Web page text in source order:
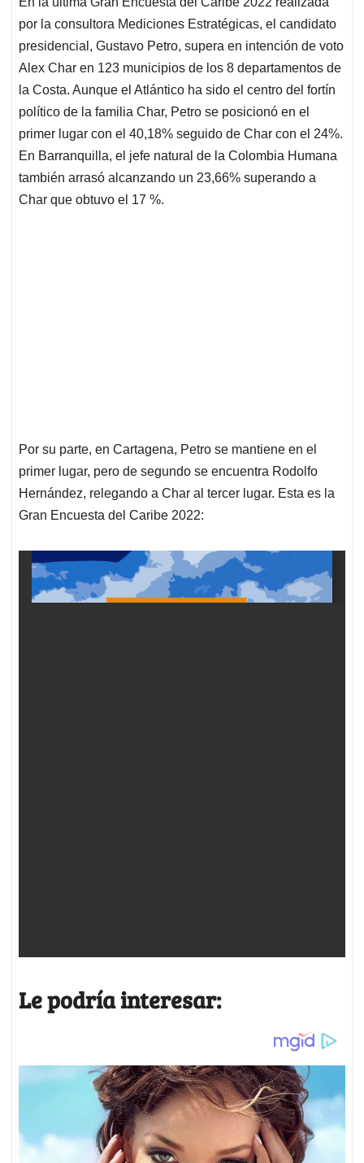
s
A
p
p
b
o
o
k
e
d
I
n
l
a
d
s
por la consultora Mediciones Estratégicas, el candidato
presidencial, Gustavo Petro, supera en intención de voto
Alex Char en 123 municipios de los 8 departamentos de
la Costa. Aunque el Atlántico ha sido el centro del fortín
político de la familia Char, Petro se posicionó en el
primer lugar con el 40,18% seguido de Char con el 24%.
En Barranquilla, el jefe natural de la Colombia Humana
también arrasó alcanzando un 23,66% superando a
Char que obtuvo el 17 %.
Por su parte, en Cartagena, Petro se mantiene en el
primer lugar, pero de segundo se encuentra Rodolfo
Hernández, relegando a Char al tercer lugar. Esta es la
Gran Encuesta del Caribe 2022:
Le podría interesar: